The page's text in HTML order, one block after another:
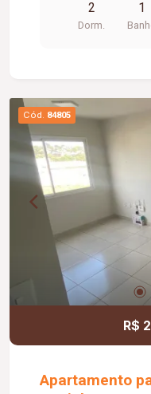
conforto e lazer
condomínio está
2
Dorm.
1
Cód. 84805
R$
Apartamento